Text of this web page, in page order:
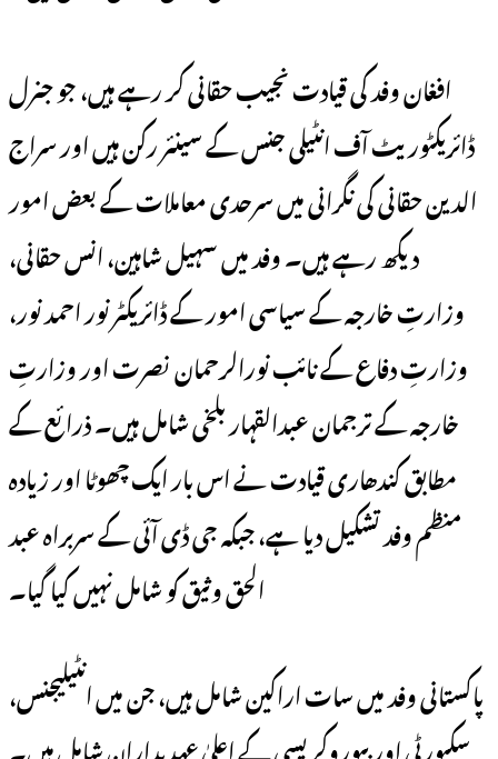
افغان وفد کی قیادت نجيب حقانی کر رہے ہیں، جو جنرل
ڈائریکٹوریٹ آف انٹیلی جنس کے سینئر رکن ہیں اور سراج
الدین حقانی کی نگرانی میں سرحدی معاملات کے بعض امور
دیکھ رہے ہیں۔ وفد میں سہیل شاہین، انس حقانی،
وزارتِ خارجہ کے سیاسی امور کے ڈائریکٹر نور احمد نور،
وزارتِ دفاع کے نائب نورالرحمان نصرت اور وزارتِ
خارجہ کے ترجمان عبدالقہار بلخی شامل ہیں۔ ذرائع کے
مطابق کندھاری قیادت نے اس بار ایک چھوٹا اور زیادہ
منظم وفد تشکیل دیا ہے، جبکہ جی ڈی آئی کے سربراہ عبد
الحق وثیق کو شامل نہیں کیا گیا۔
پاکستانی وفد میں سات اراکین شامل ہیں، جن میں انٹیلیجنس،